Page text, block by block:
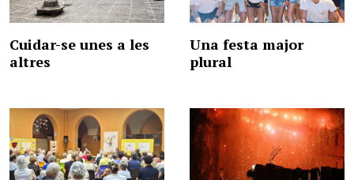
Cuidar-se unes a les
altres
Una festa major
plural